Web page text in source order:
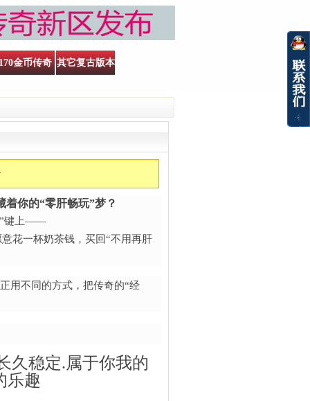
金币传奇 其它复古版本
着你的“零肝畅玩”梦？​
”键上——
花一杯奶茶钱，买回“不用再肝
用不同的方式，把传奇的“经
久稳定.属于你我的
乐趣